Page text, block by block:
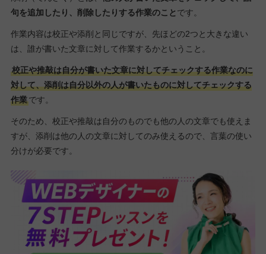
句を追加したり、削除したりする作業のことです。
作業内容は校正や添削と同じですが、先ほどの2つと大きな違い
は、誰が書いた文章に対して作業するかということ。
校正や推敲は自分が書いた文章に対してチェックする作業なのに
対して、添削は自分以外の人が書いたものに対してチェックする
作業です。
そのため、校正や推敲は自分のものでも他の人の文章でも使えま
すが、添削は他の人の文章に対してのみ使えるので、言葉の使い
分けが必要です。